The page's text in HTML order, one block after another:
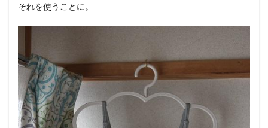
それを使うことに。